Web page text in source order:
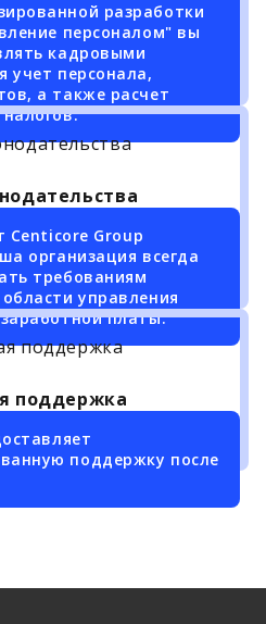
разработки
персоналом" вы
кадровыми
учет персонала,
а также расчет
Centicore Group
организация всегда
требованиям
управления
платы.
поддержка
поддержку после